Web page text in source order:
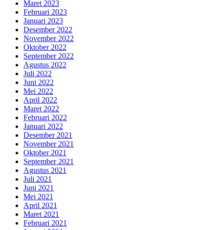
Maret 2023
Februari 2023
Januari 2023
Desember 2022
November 2022
Oktober 2022
September 2022
Agustus 2022
Juli 2022
Juni 2022
Mei 2022
April 2022
Maret 2022
Februari 2022
Januari 2022
Desember 2021
November 2021
Oktober 2021
September 2021
Agustus 2021
Juli 2021
Juni 2021
Mei 2021
April 2021
Maret 2021
Februari 2021